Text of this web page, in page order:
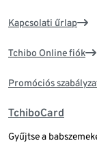
Kapcsolati űrlap
Tchibo Online fiók
Promóciós
TchiboCard
Gyűjtse a